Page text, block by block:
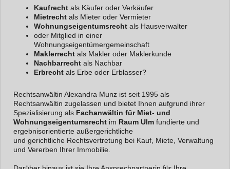
Kaufrecht als Käufer oder Verkäufer
Mietrecht als Mieter oder Vermieter
Wohnungseigentumsrecht als Hausverwalter
oder Mitglied in einer
Wohnungseigentümergemeinschaft
Maklerrecht als Makler oder Maklerkunde
Nachbarrecht als Nachbar
Erbrecht als Erbe oder Erblasser?
Rechtsanwältin Alexandra Munz ist seit 1995 als
Rechtsanwältin zugelassen und bietet Ihnen aufgrund ihrer
Spezialisierung als Fachanwältin für Miet- und
Wohnungseigentumsrecht im Raum Ulm fundierte und
ergebnisorientierte außergerichtliche
und gerichtliche Rechtsvertretung bei Kauf, Miete, Verwaltung
und Vererben Ihrer Immobilie.